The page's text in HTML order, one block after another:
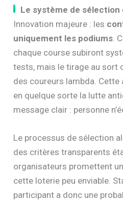
Le système de
Innovation majeure : les
uniquement les podiums .
chaque course subiront
tests, mais le tirage au sort
des coureurs lambda.
en quelque sorte la lutte
message clair : personne
Le processus de sélection
des critères transparents
organisateurs promettent
cette loterie peu enviable.
participant a donc une